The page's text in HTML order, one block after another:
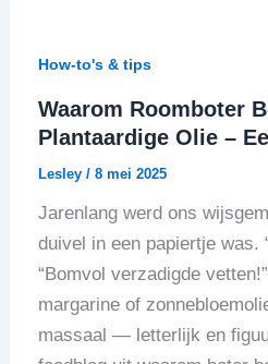
How-to's & tips
Waarom Roomboter
Plantaardige Olie –
Lesley / 8 mei 2025
Jarenlang werd ons
duivel in een papiertje was.
“Bomvol verzadigde
margarine of
massaal — letterlijk en